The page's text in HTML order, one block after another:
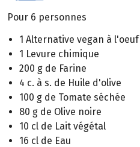
Pour 6 personnes
1 Alternative vegan à l'oeuf
1 Levure chimique
200 g de Farine
4 c. à s. de Huile d'olive
100 g de Tomate séchée
80 g de Olive noire
10 cl de Lait végétal
16 cl de Eau